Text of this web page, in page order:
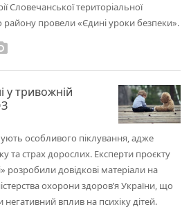
Словечанської територіальної
провели «Єдині уроки безпеки».
у тривожній
особливого піклування, адже
та страх дорослих. Експерти проєкту
розробили довідкові матеріали на
охорони здоров’я України, що
вплив на психіку дітей.